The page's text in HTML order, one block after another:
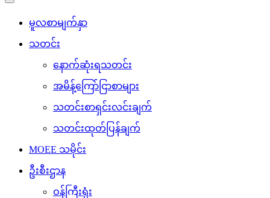
Toggle
မူလစာမျက်နှာ
သတင်း
နောက်ဆုံးရသတင်း
အမိန့်ကြော်ငြာစာများ
သတင်းစာရှင်းလင်းချက်
သတင်းထုတ်ပြန်ချက်
MOEE သမိုင်း
ဦးစီးဌာန
ဝန်ကြီးရုံး